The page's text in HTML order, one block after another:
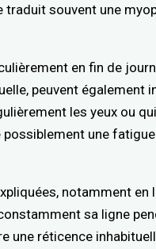
souvent une
en fin de
peuvent également
les yeux ou
une
notamment en
sa ligne
une réticence